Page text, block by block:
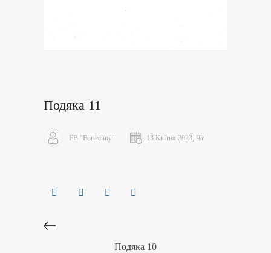
Подяка 11
FB "Fortechny" 13 Квітня 2023, Чт
Подяка 10